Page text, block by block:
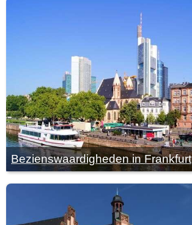
Bezienswaardigheden in Frankfurt